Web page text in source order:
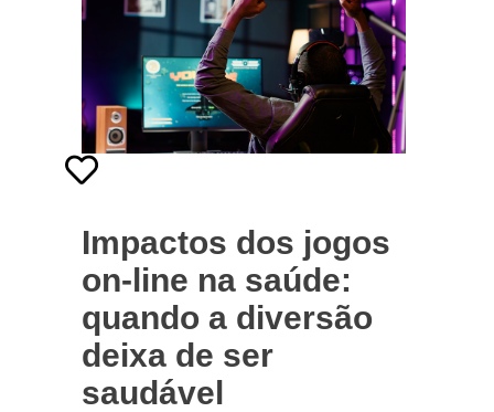
Impactos dos jogos
on-line na saúde:
quando a diversão
deixa de ser
saudável